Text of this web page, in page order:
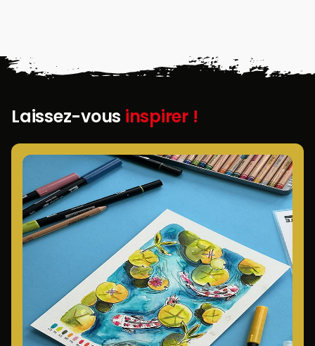
Laissez-vous inspirer !